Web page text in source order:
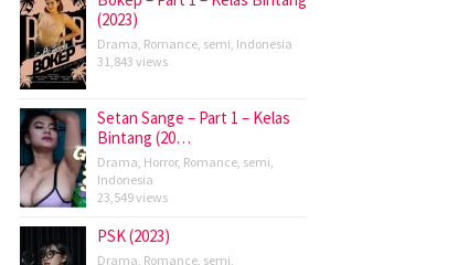
(2023)
Drama, Romance, semi, Indonesia
31,843 views
Setan Sange – Part 1 – Kelas
Bintang (20…
Drama, Horror, Romance, semi,
Indonesia
23,549 views
PSK (2023)
Drama, Romance, semi,